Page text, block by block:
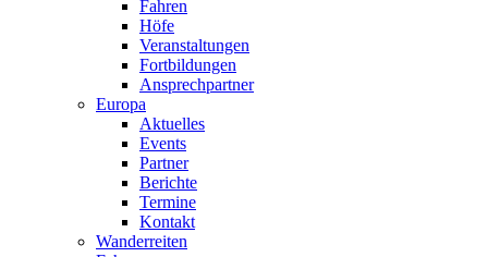
Fahren
Höfe
Veranstaltungen
Fortbildungen
Ansprechpartner
Europa
Aktuelles
Events
Partner
Berichte
Termine
Kontakt
Wanderreiten